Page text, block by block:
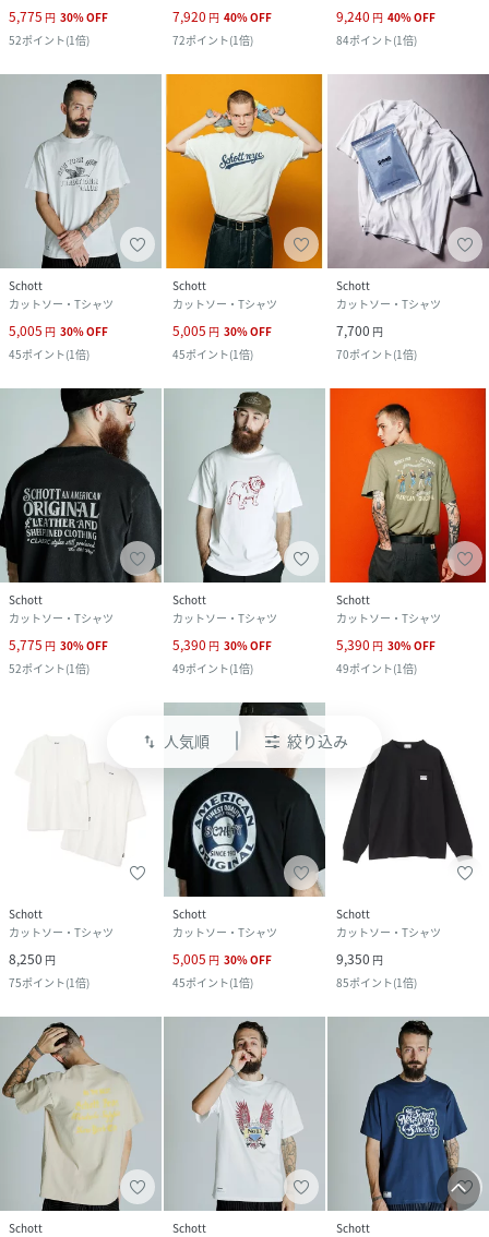
swap_vert 人気順 絞り込み
5,775 円 30%OFF
52ポイント(1倍)
7,920 円 40%OFF
72ポイント(1倍)
9,240 円 40%OFF
84ポイント(1倍)
Schott
カットソー・Tシャツ
5,005 円 30%OFF
45ポイント(1倍)
Schott
カットソー・Tシャツ
5,005 円 30%OFF
45ポイント(1倍)
Schott
カットソー・Tシャツ
7,700 円
70ポイント(1倍)
Schott
カットソー・Tシャツ
5,775 円 30%OFF
52ポイント(1倍)
Schott
カットソー・Tシャツ
5,390 円 30%OFF
49ポイント(1倍)
Schott
カットソー・Tシャツ
5,390 円 30%OFF
49ポイント(1倍)
Schott
カットソー・Tシャツ
8,250 円
75ポイント(1倍)
Schott
カットソー・Tシャツ
5,005 円 30%OFF
45ポイント(1倍)
Schott
カットソー・Tシャツ
9,350 円
85ポイント(1倍)
Schott Schott Schott